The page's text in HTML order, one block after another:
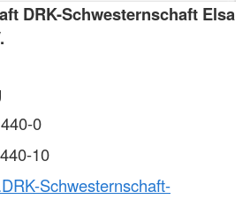
DRK-Schwesternschaft Elsa
0
10
Schwesternschaft-